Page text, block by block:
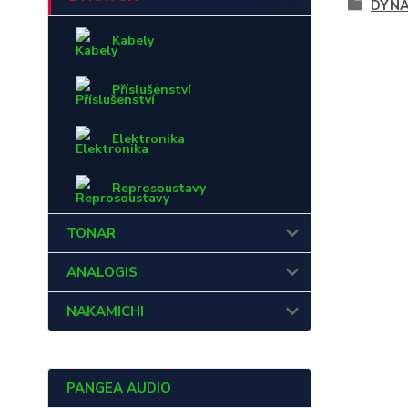
Kabely
Příslušenství
Elektronika
Reprosoustavy
TONAR
ANALOGIS
NAKAMICHI
PANGEA AUDIO